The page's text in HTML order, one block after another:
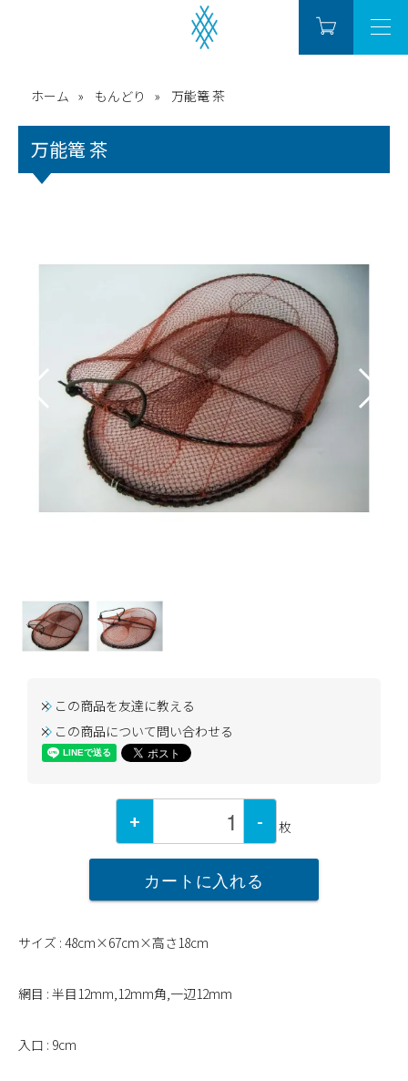
ホーム もんどり 万能篭 茶
万能篭 茶
この商品を友達に教える
この商品について問い合わせる
+ - 枚
カートに入れる
サイズ : 48cm×67cm×高さ18cm
網目 : 半目12mm,12mm角,一辺12mm
入口 : 9cm